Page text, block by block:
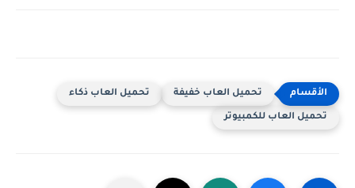
تحميل العاب خفيفة تحميل العاب ذكاء
تحميل العاب للكمبيوتر